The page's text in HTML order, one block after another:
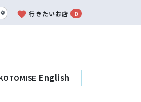
favorite 行きたいお店 0
English